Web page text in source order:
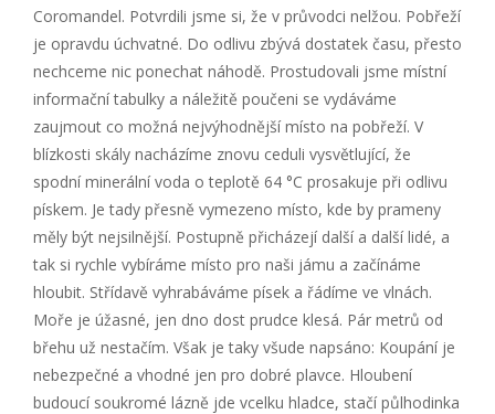
Coromandel. Potvrdili jsme si, že v průvodci nelžou. Pobřeží
je opravdu úchvatné. Do odlivu zbývá dostatek času, přesto
nechceme nic ponechat náhodě. Prostudovali jsme místní
informační tabulky a náležitě poučeni se vydáváme
zaujmout co možná nejvýhodnější místo na pobřeží. V
blízkosti skály nacházíme znovu ceduli vysvětlující, že
spodní minerální voda o teplotě 64 °C prosakuje při odlivu
pískem. Je tady přesně vymezeno místo, kde by prameny
měly být nejsilnější. Postupně přicházejí další a další lidé, a
tak si rychle vybíráme místo pro naši jámu a začínáme
hloubit. Střídavě vyhrabáváme písek a řádíme ve vlnách.
Moře je úžasné, jen dno dost prudce klesá. Pár metrů od
břehu už nestačím. Však je taky všude napsáno: Koupání je
nebezpečné a vhodné jen pro dobré plavce. Hloubení
budoucí soukromé lázně jde vcelku hladce, stačí půlhodinka